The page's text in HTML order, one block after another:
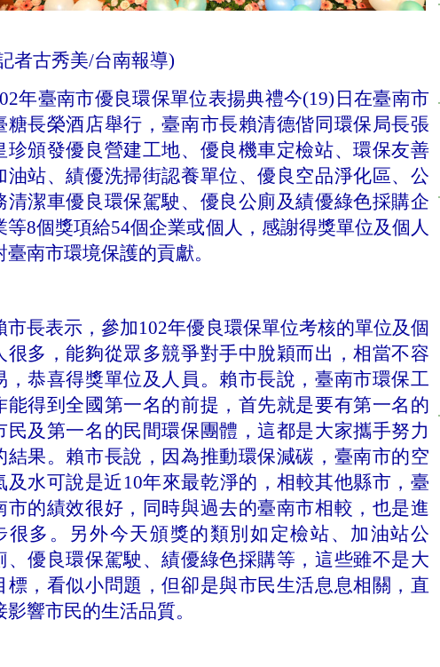
者古秀美/台南報導)
年臺南市優良環保單位表揚典禮今(19) 日在臺南市
糖長榮酒店舉行，臺南市長賴清德偕同環保局長張
珍頒發優良營建工地、優良機車定檢站、環保友善
油站、績優洗掃街認養單位、優良空品淨化區、公
清潔車優良環保駕駛、優良公廁及績優綠色採購企
等8個獎項給54個企業或個人，感謝得獎單位及個人
臺南市環境保護的貢獻。
市長表示，參加102年優良環保單位考核的單位及個
很多，能夠從眾多競爭對手中脫穎而出，相當不容
，恭喜得獎單位及人員。賴市長說，臺南市環保工
能得到全國第一名的前提，首先就是要有第一名的
民及第一名的民間環保團體，這都是大家攜手努力
結果。賴市長說，因為推動環保減碳，臺南市的空
及水可說是近10年來最乾淨的，相較其他縣市，臺
市的績效很好，同時與過去的臺南市相較，也是進
很多。另外今天頒獎的類別如 定檢站、加油站公
、優良環保駕駛、績優綠色採購等，這些雖不是大
標， 看似小問題，但卻是與市民生活息息相關，直
影響市民的生活品質。